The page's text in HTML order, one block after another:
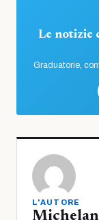
Le notizie
Graduatorie,
L'AUTORE